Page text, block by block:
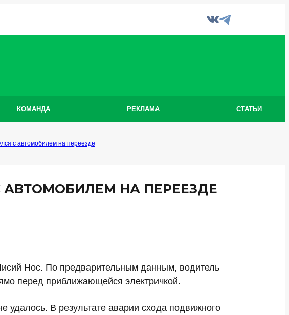
КОМАНДА РЕКЛАМА СТАТЬИ
с автомобилем на переезде
НА ПЕРЕЕЗДЕ
Нос. По предварительным данным, водитель
перед приближающейся электричкой.
удалось. В результате аварии схода подвижного